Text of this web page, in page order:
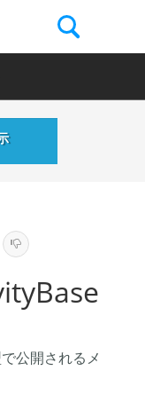
公開されるメ